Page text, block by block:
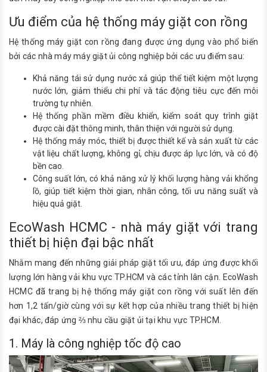
Ưu điểm của hệ thống máy giặt con rồng
Hệ thống máy giặt con rồng đang được ứng dụng vào phổ biến
bởi các nhà máy máy giặt ủi công nghiệp bởi các ưu điểm sau:
Khả năng tái sử dụng nước xả giúp thể tiết kiệm một lượng
nước lớn, giảm thiểu chi phí và tác động tiêu cực đến môi
trường tự nhiên.
Hệ thống phần mềm điều khiển, kiểm soát quy trình giặt
được cài đặt thông minh, thân thiện với người sử dụng.
Hệ thống máy móc, thiết bị được thiết kế và sản xuất từ các
vật liệu chất lượng, không gỉ, chịu được áp lực lớn, và có độ
bền cao.
Công suất lớn, có khả năng xử lý khối lượng hàng vải khổng
lồ, giúp tiết kiệm thời gian, nhân công, tối ưu năng suất và
hiệu quả giặt.
EcoWash HCMC - nhà máy giặt với trang
thiết bị hiện đại bậc nhất
Nhằm mang đến những giải pháp giặt tối ưu, đáp ứng được khối
lượng lớn hàng vải khu vực TP.HCM và các tỉnh lân cận. EcoWash
HCMC đã trang bị hệ thống máy giặt con rồng với suất lên đến
hơn 1,2 tấn/giờ cùng với sự kết hợp của nhiều trang thiết bị hiện
đại khác, đáp ứng ⅔ nhu cầu giặt ủi tại khu vực TP.HCM.
1. Máy là công nghiệp tốc độ cao